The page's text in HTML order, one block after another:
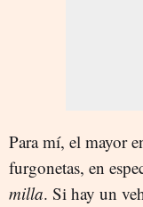
Para mí, el mayor
furgonetas, en
milla. Si hay un